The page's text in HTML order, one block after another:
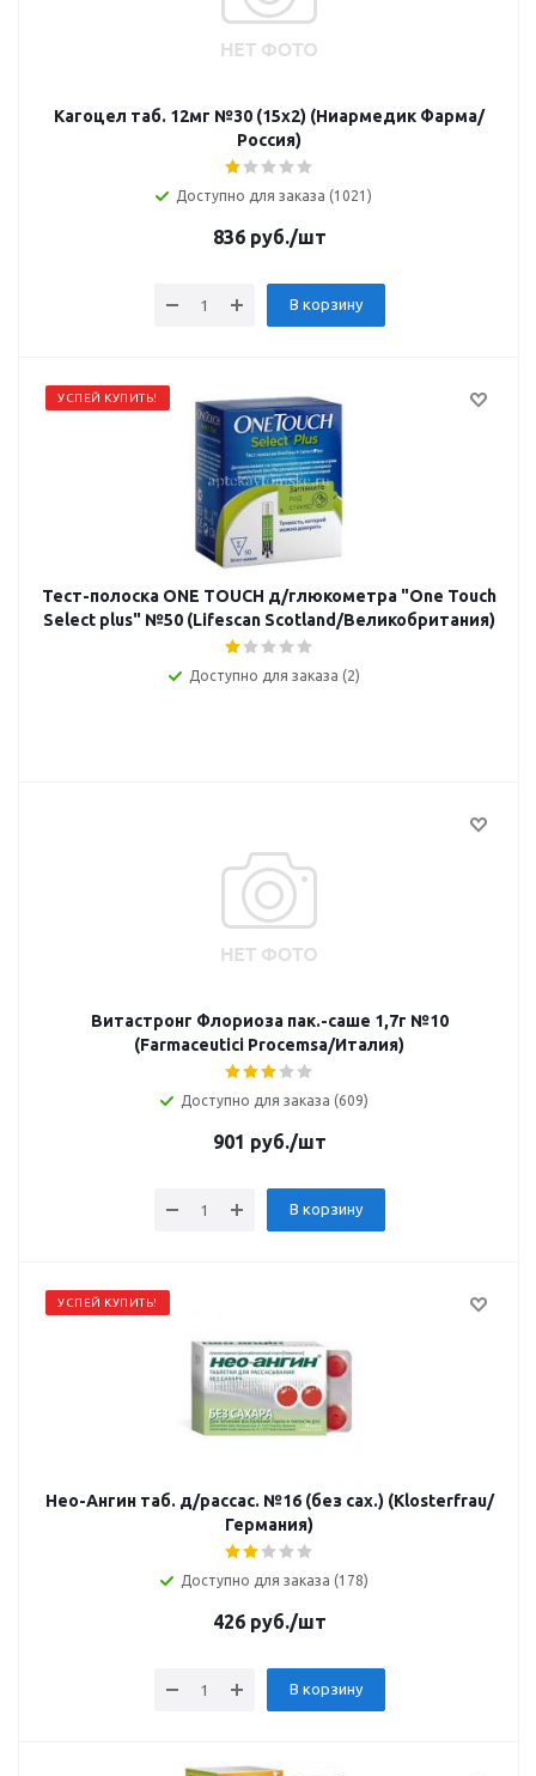
Кагоцел таб. 12мг №30 (15х2) (Ниармедик Фарма/
Россия)
Доступно для заказа (1021)
836руб./шт
В корзину
УСПЕЙ КУПИТЬ!
Тест-полоска ONE TOUCH д/глюкометра "Оne Touch
Select plus" №50 (Lifescan Scotland/Великобритания)
Доступно для заказа (2)
Витастронг Флориоза пак.-саше 1,7г №10
(Farmaceutici Procemsa/Италия)
Доступно для заказа (609)
901 руб./шт
В корзину
УСПЕЙ КУПИТЬ!
Нео-Ангин таб. д/рассас. №16 (без сах.) (Klosterfrau/
Германия)
Доступно для заказа (178)
426руб./шт
В корзину